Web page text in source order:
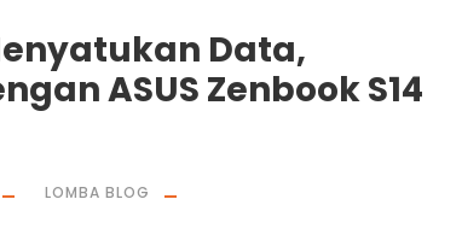
Data,
ASUS Zenbook S14
LOMBA BLOG